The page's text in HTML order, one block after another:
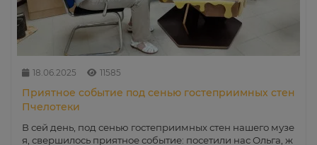
18.06.2025 11585
Приятное событие под сенью гостеприимных стен
Пчелотеки
В сей день, под сенью гостеприимных стен нашего музе
я, свершилось приятное событие: посетили нас Ольга, ж